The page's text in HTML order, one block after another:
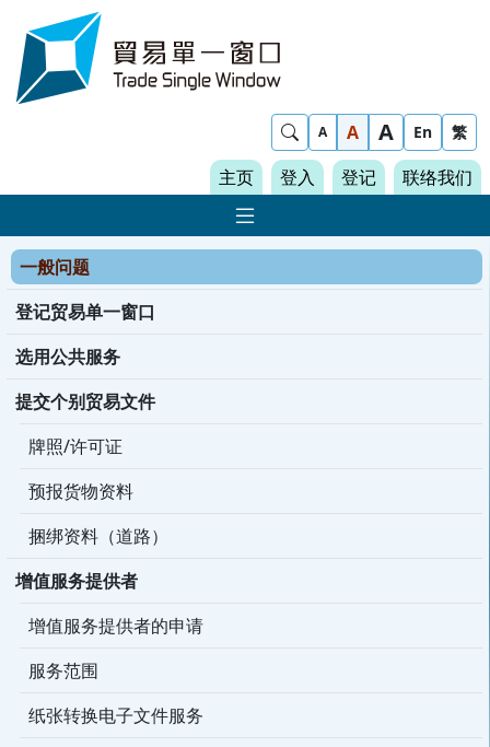
Skip to content
Show Search
A A A En 繁
主页 登入 登记 联络我们
显示 主导航菜单
一般问题
登记贸易单一窗口
选用公共服务
提交个别贸易文件
牌照/许可证
预报货物资料
捆绑资料（道路）
增值服务提供者
增值服务提供者的申请
服务范围
纸张转换电子文件服务